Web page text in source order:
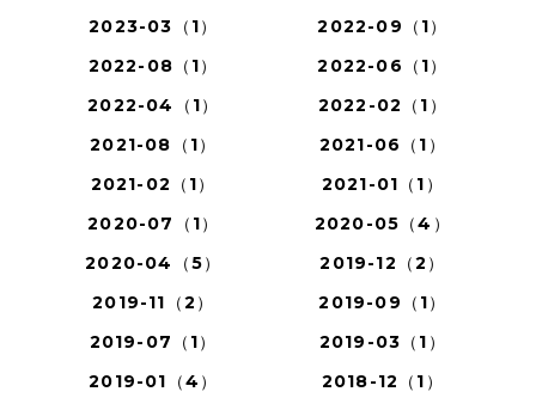
2023-03（1）
2022-09（1）
2022-08（1）
2022-06（1）
2022-04（1）
2022-02（1）
2021-08（1）
2021-06（1）
2021-02（1）
2021-01（1）
2020-07（1）
2020-05（4）
2020-04（5）
2019-12（2）
2019-11（2）
2019-09（1）
2019-07（1）
2019-03（1）
2019-01（4）
2018-12（1）